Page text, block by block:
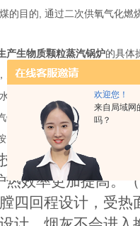
欢迎您！
来自局域网
吗？
的目的, 通过二次供氧气化
产生物质颗粒蒸汽锅炉的具体
关闭排污阀开启供水阀、检
泵是否卡死，若水泵卡死，
锅炉，按照有关锅炉水质要
照规定使用水处理设备而造成
术，一级采用沸
效率更加提高。
四回程设计，受热